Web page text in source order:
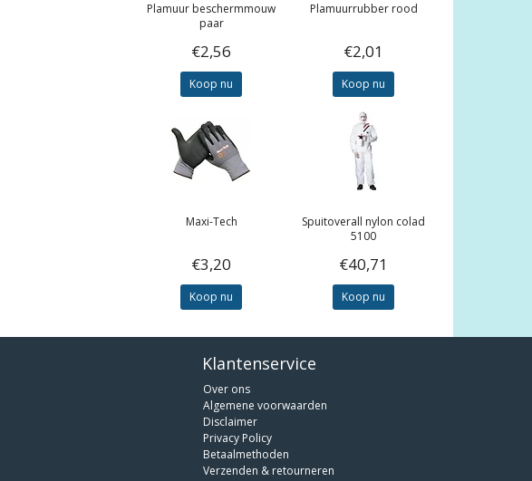
Plamuur beschermmouw
paar
€2,56
Koop nu
Plamuurrubber rood
€2,01
Koop nu
Maxi-Tech
€3,20
Koop nu
Spuitoverall nylon colad
5100
€40,71
Koop nu
Klantenservice
Over ons
Algemene voorwaarden
Disclaimer
Privacy Policy
Betaalmethoden
Verzenden & retourneren